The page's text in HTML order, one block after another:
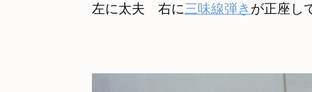
左に太夫　右に三味線弾き が正座し